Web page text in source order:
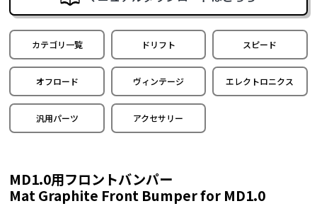
カテゴリ一覧 ドリフト スピード
オフロード ヴィンテージ エレクトロニクス
汎用パーツ アクセサリー
MD1.0用フロントバンパー
Mat Graphite Front Bumper for MD1.0